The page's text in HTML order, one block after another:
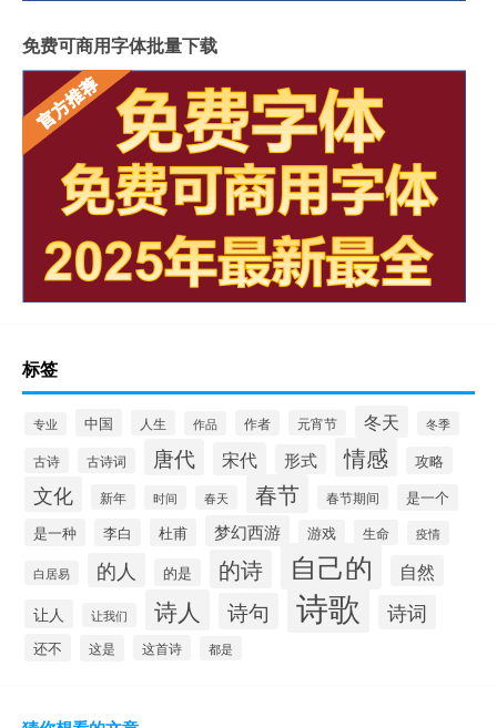
免费可商用字体批量下载
标签
专业 中国 人生 作品 作者 元宵节 冬天 冬季
古诗 古诗词 唐代 宋代 形式 情感 攻略
文化 新年 时间 春天 春节 春节期间 是一个
是一种 李白 杜甫 梦幻西游 游戏 生命 疫情
白居易 的人 的是 的诗 自己的 自然
让人 让我们 诗人 诗句 诗歌 诗词
还不 这是 这首诗 都是